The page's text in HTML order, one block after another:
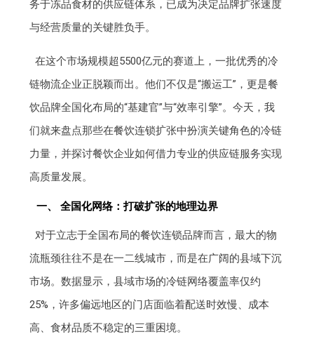
务于冻品食材的供应链体系，已成为决定品牌扩张速度
与经营质量的关键胜负手。
在这个市场规模超5500亿元的赛道上，一批优秀的冷
链物流企业正脱颖而出。他们不仅是“搬运工”，更是餐
饮品牌全国化布局的“基建官”与“效率引擎”。今天，我
们就来盘点那些在餐饮连锁扩张中扮演关键角色的冷链
力量，并探讨餐饮企业如何借力专业的供应链服务实现
高质量发展。
一、 全国化网络：打破扩张的地理边界
对于立志于全国布局的餐饮连锁品牌而言，最大的物
流瓶颈往往不是在一二线城市，而是在广阔的县域下沉
市场。数据显示，县域市场的冷链网络覆盖率仅约
25%，许多偏远地区的门店面临着配送时效慢、成本
高、食材品质不稳定的三重困境。